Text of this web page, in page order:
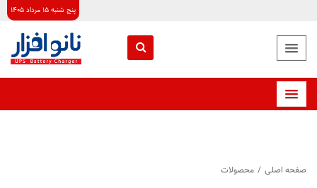
پنج شنبه ۱۵ مرداد ۱۴۰۵
صفحه اصلی / محصولات